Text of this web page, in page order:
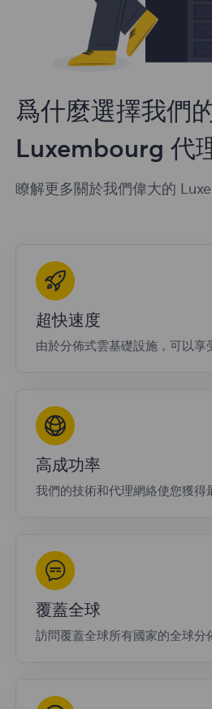
爲什麼選擇我們
Luxembourg 代
瞭解更多關於我們偉大的
超快速度
由於分佈式雲基礎設施，可以享
高成功率
我們的技術和代理網絡使您獲得
覆蓋全球
訪問覆蓋全球所有國家的全球分